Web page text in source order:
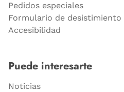
Pedidos especiales
Formulario de desistimiento
Accesibilidad
Puede interesarte
Noticias